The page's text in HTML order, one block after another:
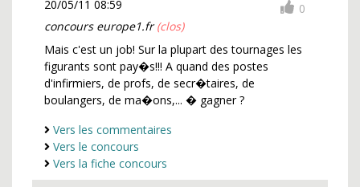
20/05/11 08:59
0
concours europe1.fr(clos)
Mais c'est un job! Sur la plupart des tournages les
figurants sont pay�s!!! A quand des postes
d'infirmiers, de profs, de secr�taires, de
boulangers, de ma�ons,... � gagner ?
Vers les commentaires
Vers le concours
Vers la fiche concours